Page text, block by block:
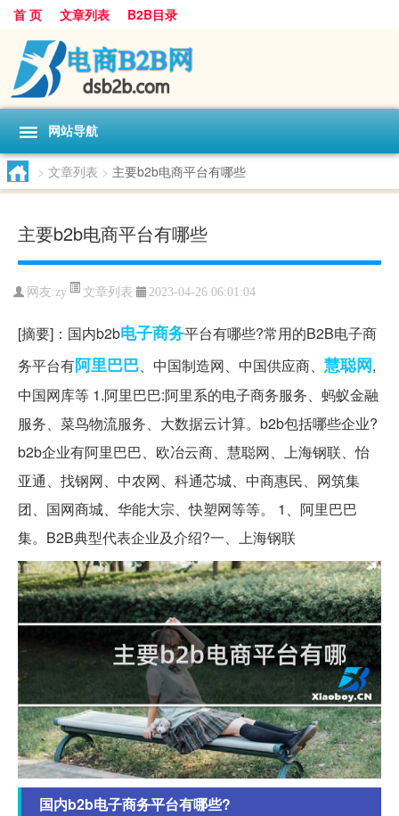
首 页 文章列表 B2B目录
网站导航
> 文章列表 > 主要b2b电商平台有哪些
主要b2b电商平台有哪些
网友:zy 文章列表 2023-04-26 06:01:04
[摘要]：国内b2b电子商务平台有哪些?常用的B2B电子商
务平台有阿里巴巴 、中国制造网、中国供应商、 慧聪网,
中国网库等 1.阿里巴巴:阿里系的电子商务服务、蚂蚁金融
服务、菜鸟物流服务、大数据云计算。b2b包括哪些企业?
b2b企业有阿里巴巴、欧冶云商、慧聪网、上海钢联、怡
亚通、找钢网、中农网、科通芯城、中商惠民、网筑集
团、国网商城、华能大宗、快塑网等等。 1、阿里巴巴
集。B2B典型代表企业及介绍?一、上海钢联
国内b2b电子商务平台有哪些?